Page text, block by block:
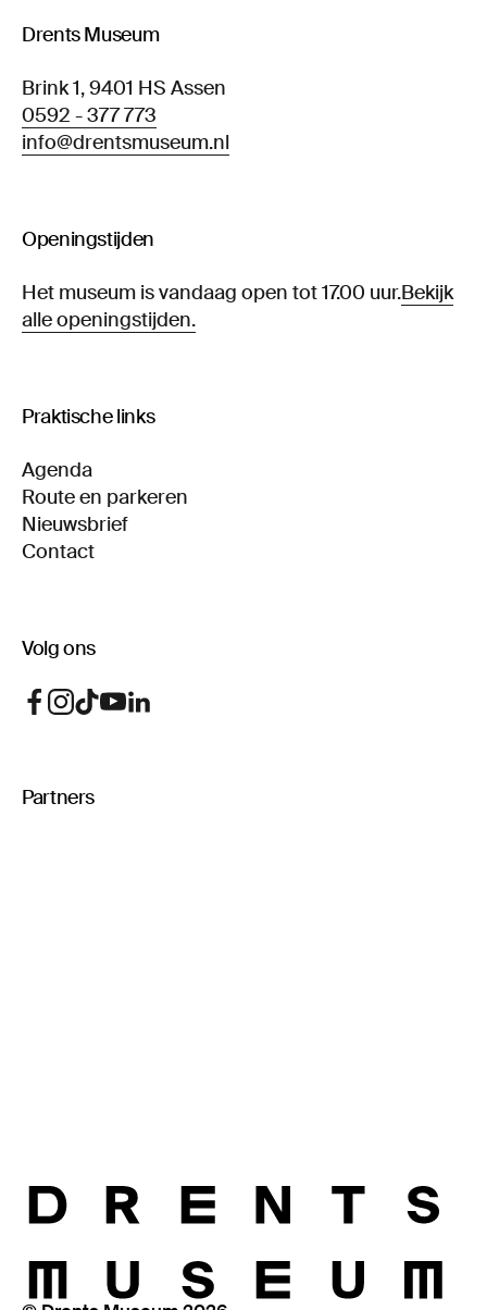
Drents Museum
Brink 1, 9401 HS Assen
0592 - 377 773
info@drentsmuseum.nl
Openingstijden
Het museum is vandaag open tot 17.00 uur.Bekijk
alle openingstijden.
Praktische links
Agenda
Route en parkeren
Nieuwsbrief
Contact
Volg ons
Partners